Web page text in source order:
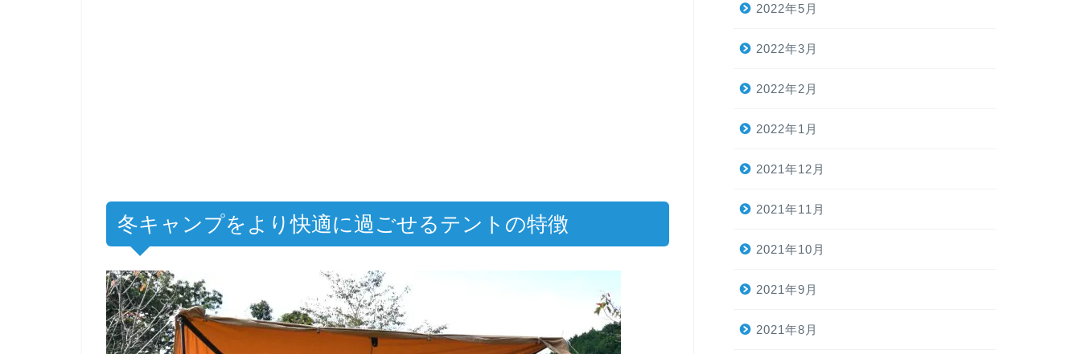
冬キャンプをより快適に過ごせるテントの特徴
2022年5月
2022年3月
2022年2月
2022年1月
2021年12月
2021年11月
2021年10月
2021年9月
2021年8月